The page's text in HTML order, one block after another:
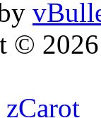
©
zCarot